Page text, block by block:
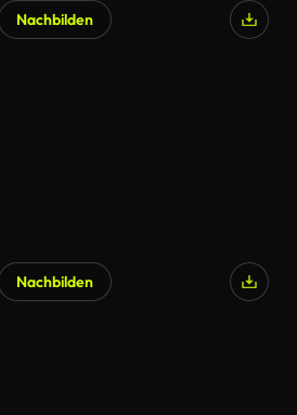
Nachbilden
Nachbilden